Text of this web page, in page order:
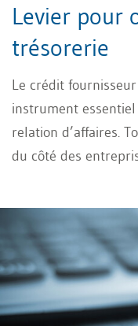
Levier pour
trésorerie
Le crédit
instrument
relation d’affaires.
du côté des
propre capacité de
créances conçue de
primordiale pour
terme d’une